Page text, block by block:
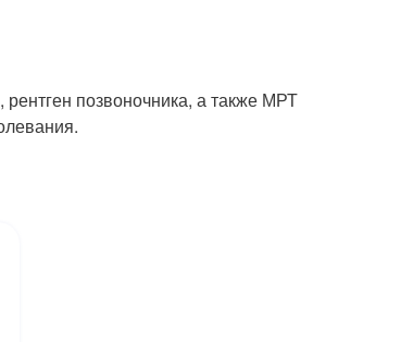
позвоночника, а также МРТ